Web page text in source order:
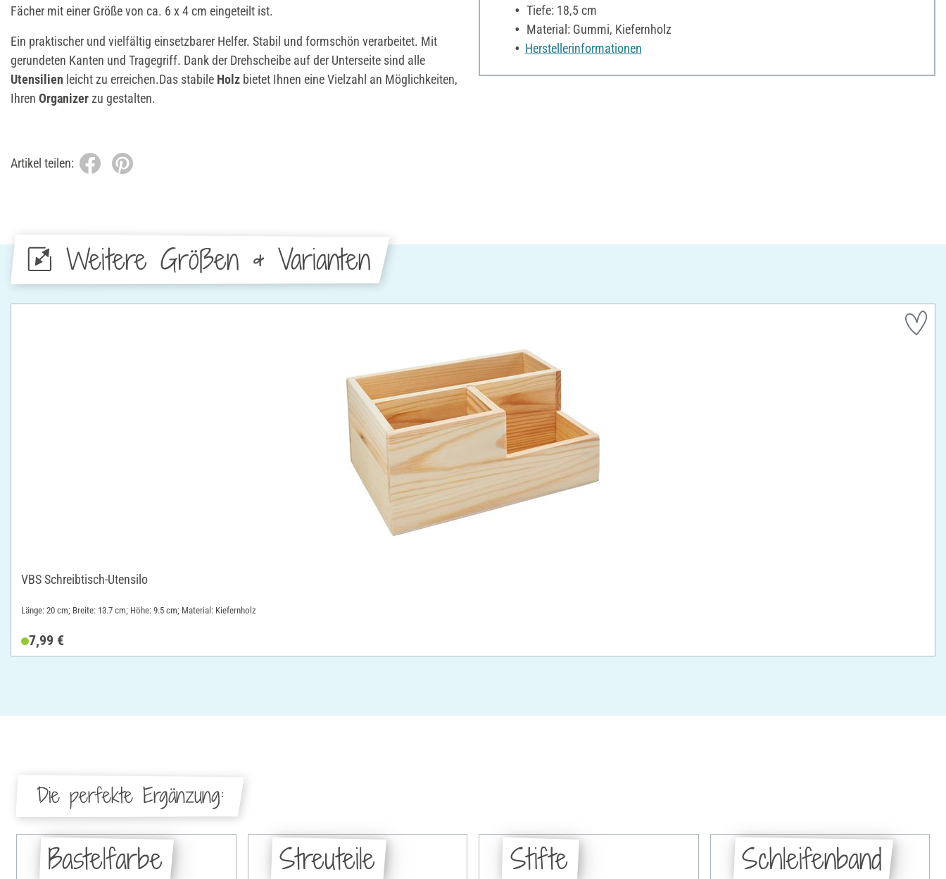
Fächer mit einer Größe von ca. 6 x 4 cm eingeteilt ist.
Ein praktischer und vielfältig einsetzbarer Helfer. Stabil und formschön verarbeitet. Mit
gerundeten Kanten und Tragegriff. Dank der Drehscheibe auf der Unterseite sind alle
Utensilien leicht zu erreichen.Das stabile Holz bietet Ihnen eine Vielzahl an Möglichkeiten,
Ihren Organizerzu gestalten.
Tiefe: 18,5 cm
Material: Gummi, Kiefernholz
Herstellerinformationen
Artikel teilen:
Weitere Größen & Varianten
VBS Schreibtisch-Utensilo
Länge: 20 cm; Breite: 13.7 cm; Höhe: 9.5 cm; Material: Kiefernholz
7,99 €
Die perfekte Ergänzung:
Bastelfarbe Streuteile Stifte Schleifenband